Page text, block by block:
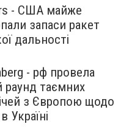
- США майже
запаси ракет
дальності
- рф провела
раунд таємних
з Європою щодо
Україні